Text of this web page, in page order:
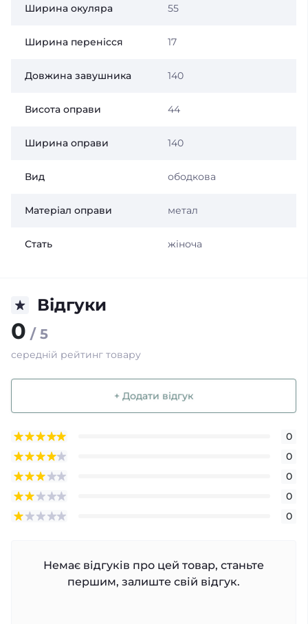
Ширина окуляра 55
Ширина перенісся 17
Довжина завушника 140
Висота оправи 44
Ширина оправи 140
Вид ободкова
Матеріал оправи метал
Стать жіноча
Відгуки
0 / 5
середній рейтинг товару
+ Додати відгук
0
0
0
0
0
Немає відгуків про цей товар, станьте
першим, залиште свій відгук.